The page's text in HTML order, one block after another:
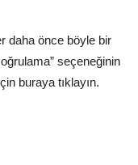
daha önce böyle bir
seçeneğinin
buraya tıklayın.